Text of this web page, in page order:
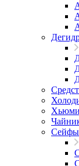
Сейфы